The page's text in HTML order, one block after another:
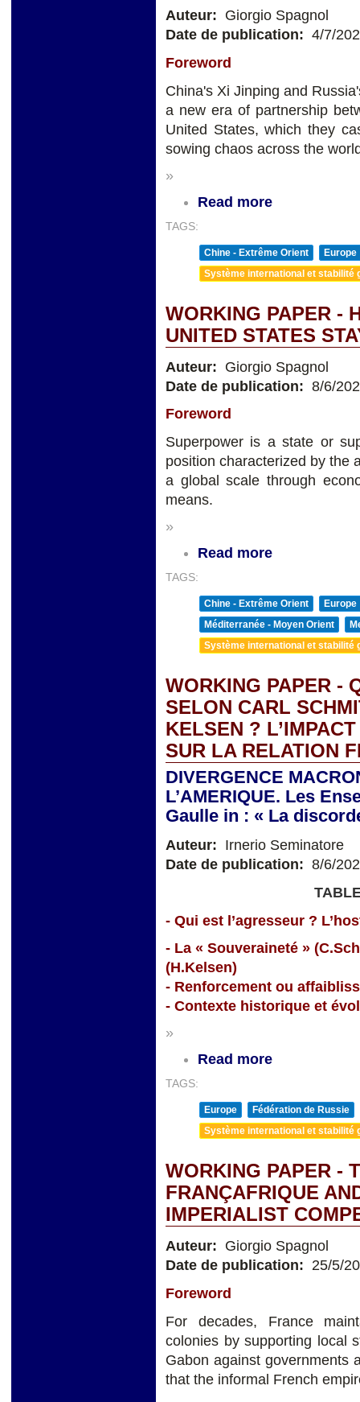
Auteur: Giorgio Spagnol
Date de publication: 4/7/
Foreword
China's Xi Jinping and
a new era of partnership
United States, which they
sowing chaos across the
»
Read more
TAGS:
Chine - Extrême Orient
Europe
Système international et stabilité
WORKING PAPER -
UNITED STATES
Auteur: Giorgio Spagnol
Date de publication: 8/6/
Foreword
Superpower is a state or
position characterized by the
a global scale through
means.
»
Read more
TAGS:
Chine - Extrême Orient
Europe
Méditerranée - Moyen Orient
Système international et stabilité
WORKING PAPER -
SELON CARL
KELSEN ?
SUR LA RELATION
DIVERGENCE
L’AMERIQUE. Les
Gaulle in : « La
Auteur: Irnerio Seminatore
Date de publication: 8/6/
- Qui est l’agresseur ?
- La « Souveraineté »
(H.Kelsen)
- Renforcement ou
- Contexte historique et
»
Read more
TAGS:
Europe
Fédération de Russie
Système international et stabilité
WORKING PAPER -
FRANÇAFRIQUE
IMPERIALIST
Auteur: Giorgio Spagnol
Date de publication: 25/5/
Foreword
For decades, France
colonies by supporting local
Gabon against governments
that the informal French